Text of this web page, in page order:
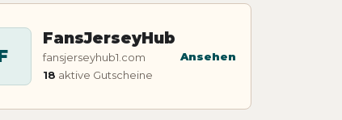
FansJerseyHub
fansjerseyhub1.com
18 aktive Gutscheine
Ansehen